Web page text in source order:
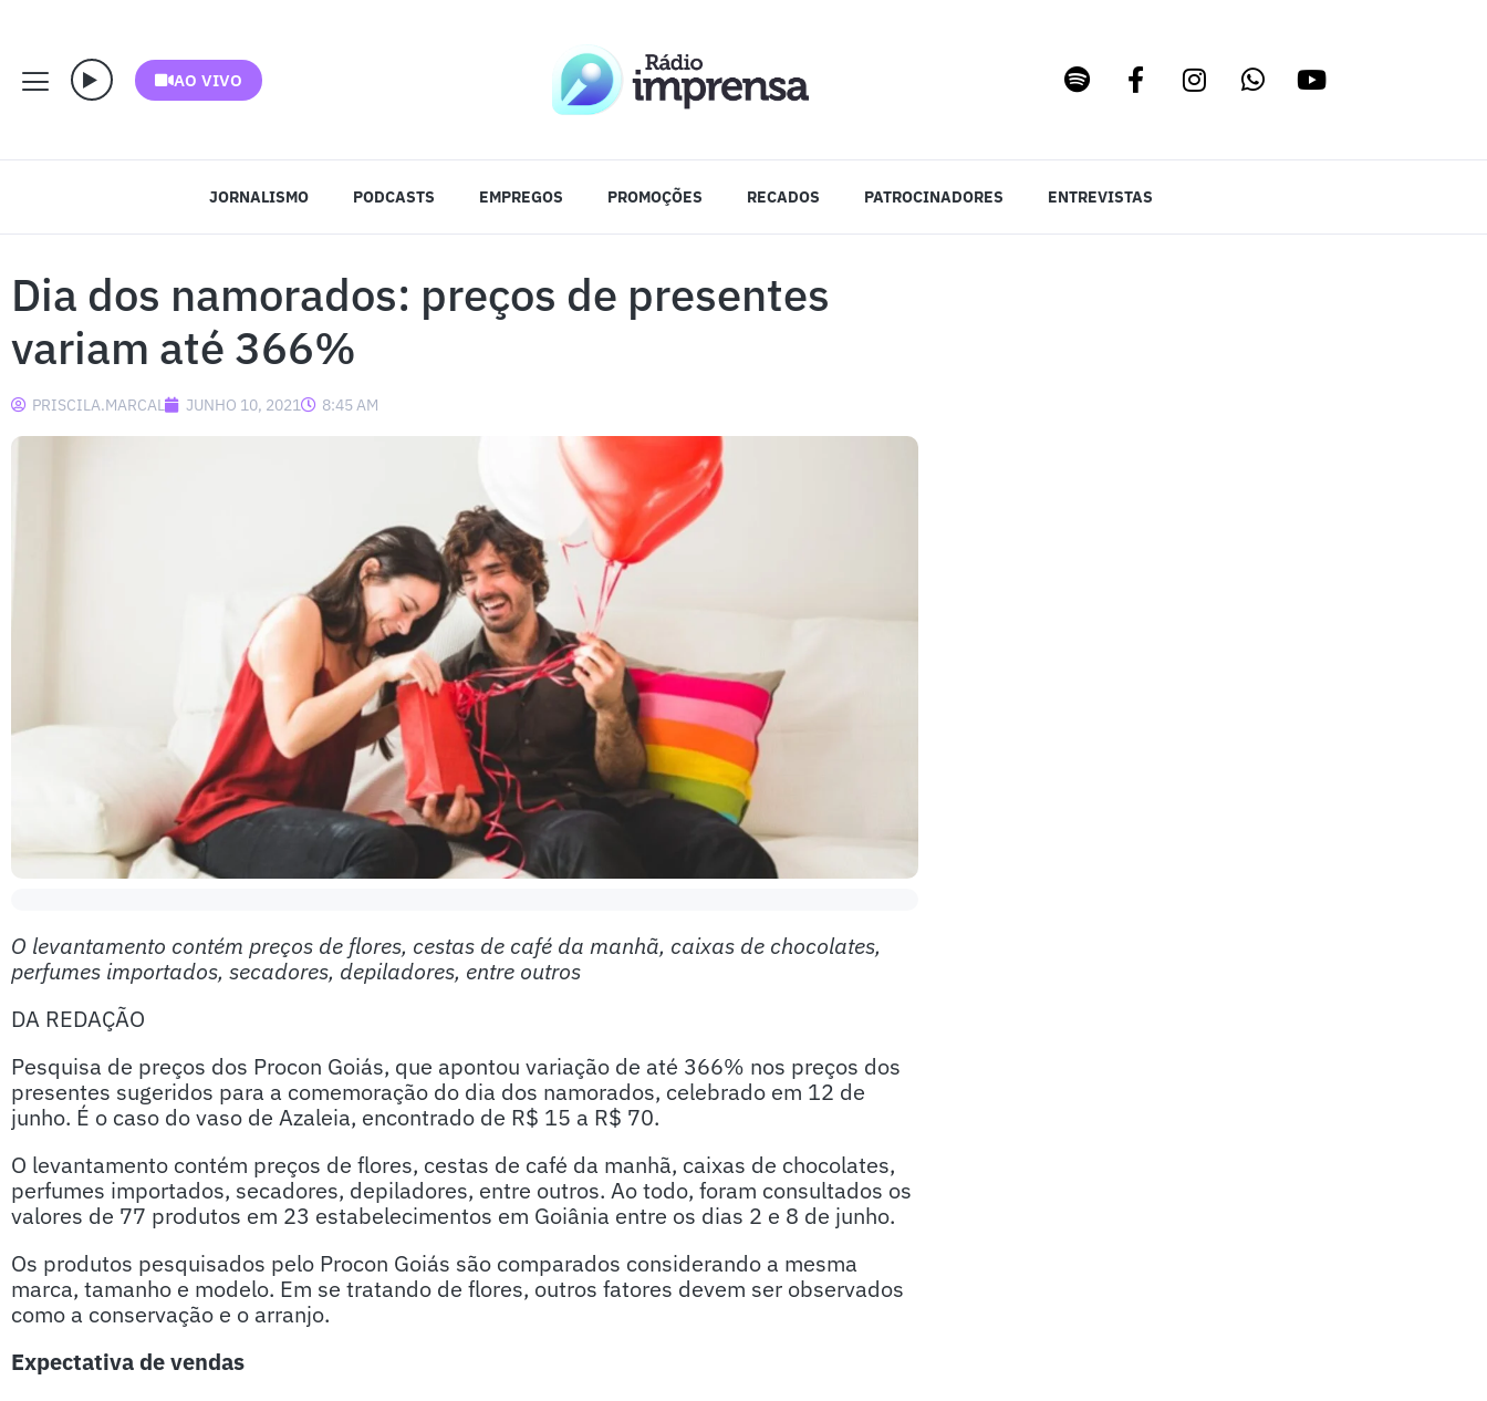
AO VIVO
JORNALISMO PODCASTS EMPREGOS PROMOÇÕES RECADOS PATROCINADORES ENTREVISTAS
Dia dos namorados: preços de presentes
variam até 366%
PRISCILA.MARCAL JUNHO 10, 2021 8:45 AM
O levantamento contém preços de flores, cestas de café da manhã, caixas de chocolates,
perfumes importados, secadores, depiladores, entre outros
DA REDAÇÃO
Pesquisa de preços dos Procon Goiás, que apontou variação de até 366% nos preços dos
presentes sugeridos para a comemoração do dia dos namorados, celebrado em 12 de
junho. É o caso do vaso de Azaleia, encontrado de R$ 15 a R$ 70.
O levantamento contém preços de flores, cestas de café da manhã, caixas de chocolates,
perfumes importados, secadores, depiladores, entre outros. Ao todo, foram consultados os
valores de 77 produtos em 23 estabelecimentos em Goiânia entre os dias 2 e 8 de junho.
Os produtos pesquisados pelo Procon Goiás são comparados considerando a mesma
marca, tamanho e modelo. Em se tratando de flores, outros fatores devem ser observados
como a conservação e o arranjo.
Expectativa de vendas